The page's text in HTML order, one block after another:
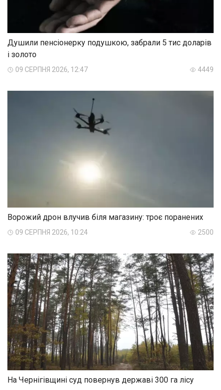
Душили пенсіонерку подушкою, забрали 5 тис доларів
і золото
09 СЕРПНЯ 2026, 12:47 4449
Ворожий дрон влучив біля магазину: троє поранених
09 СЕРПНЯ 2026, 10:24 2500
На Чернігівщині суд повернув державі 300 га лісу